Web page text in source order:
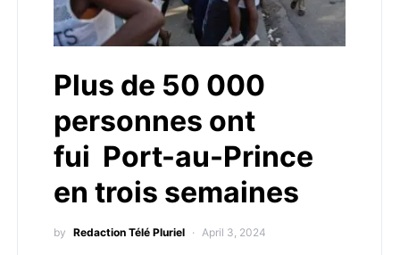
Plus de 50 000
personnes ont
fui Port-au-Prince
en trois semaines
by Redaction Télé Pluriel April 3, 2024